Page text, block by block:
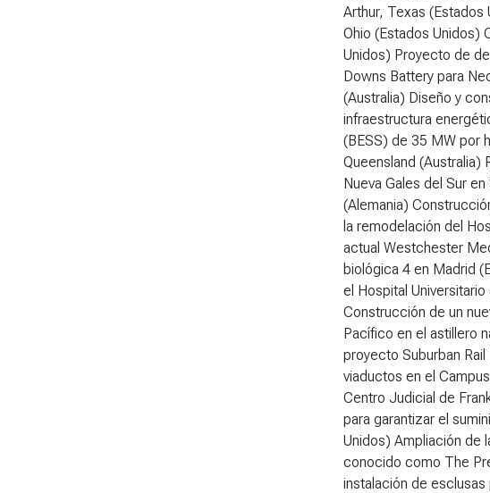
Arthur, Texas (Estados
Ohio (Estados Unidos)
Unidos) Proyecto de
Downs Battery para
(Australia) Diseño y
infraestructura
(BESS) de 35 MW por
Queensland (Australia)
Nueva Gales del Sur
(Alemania)
la remodelación del
actual Westchester
biológica 4 en Madrid
el Hospital
Construcción de un
Pacífico en el astillero
proyecto Suburban
viaductos en el
Centro Judicial de
para garantizar el
Unidos) Ampliación de
conocido como The
instalación de